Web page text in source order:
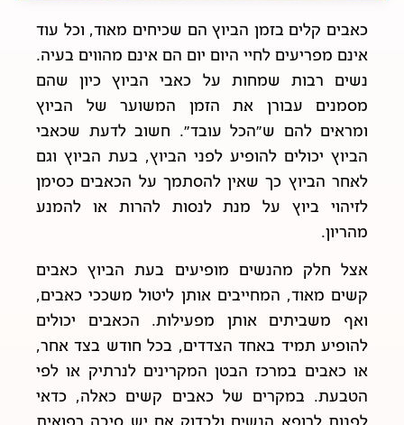
כאבים קלים בזמן הביוץ הם שכיחים מאוד, וכל עוד
אינם מפריעים לחיי היום יום הם אינם מהווים בעיה.
נשים רבות שמחות על כאבי הביוץ כיון שהם
מסמנים עבורן את הזמן המשוער של הביוץ
ומראים להם ש"הכל עובד". חשוב לדעת שכאבי
הביוץ יכולים להופיע לפני הביוץ, בעת הביוץ וגם
לאחר הביוץ כך שאין להסתמך על הכאבים כסימן
לזיהוי ביוץ על מנת לנסות להרות או להמנע
מהריון.
אצל חלק מהנשים מופיעים בעת הביוץ כאבים
קשים מאוד, המחייבים אותן ליטול משככי כאבים,
ואף משביתים אותן מפעילות. הכאבים יכולים
להופיע תמיד באחד הצדדים, בכל חודש בצד אחר,
או כאבים במרכז הבטן המקרינים לנרתיק או לפי
הטבעת. במקרים של כאבים קשים כאלה, כדאי